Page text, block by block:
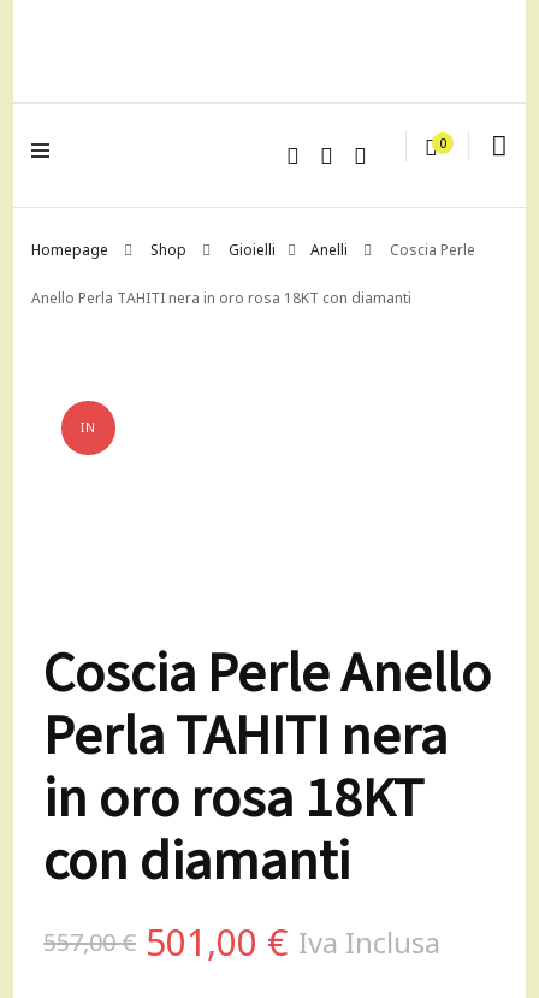
0
Homepage Shop Gioielli Anelli Coscia Perle
Anello Perla TAHITI nera in oro rosa 18KT con diamanti
IN
Coscia Perle Anello
Perla TAHITI nera
in oro rosa 18KT
con diamanti
557,00€ Il
501,00 € Il
Iva Inclusa